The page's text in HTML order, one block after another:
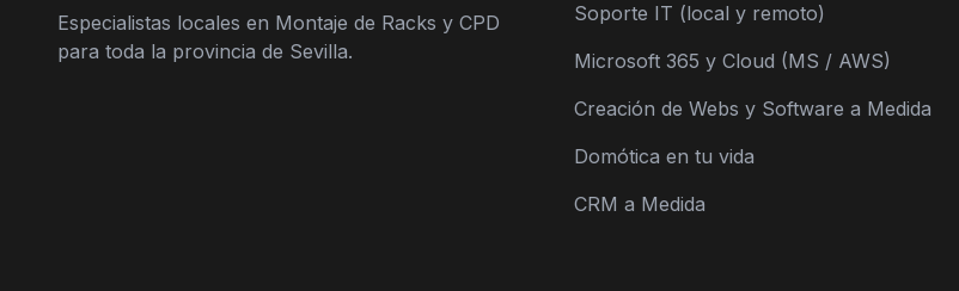
Especialistas locales en Montaje de Racks y CPD
para toda la provincia de Sevilla.
Soporte IT (local y remoto)
Microsoft 365 y Cloud (MS / AWS)
Creación de Webs y Software a Medida
Domótica en tu vida
CRM a Medida